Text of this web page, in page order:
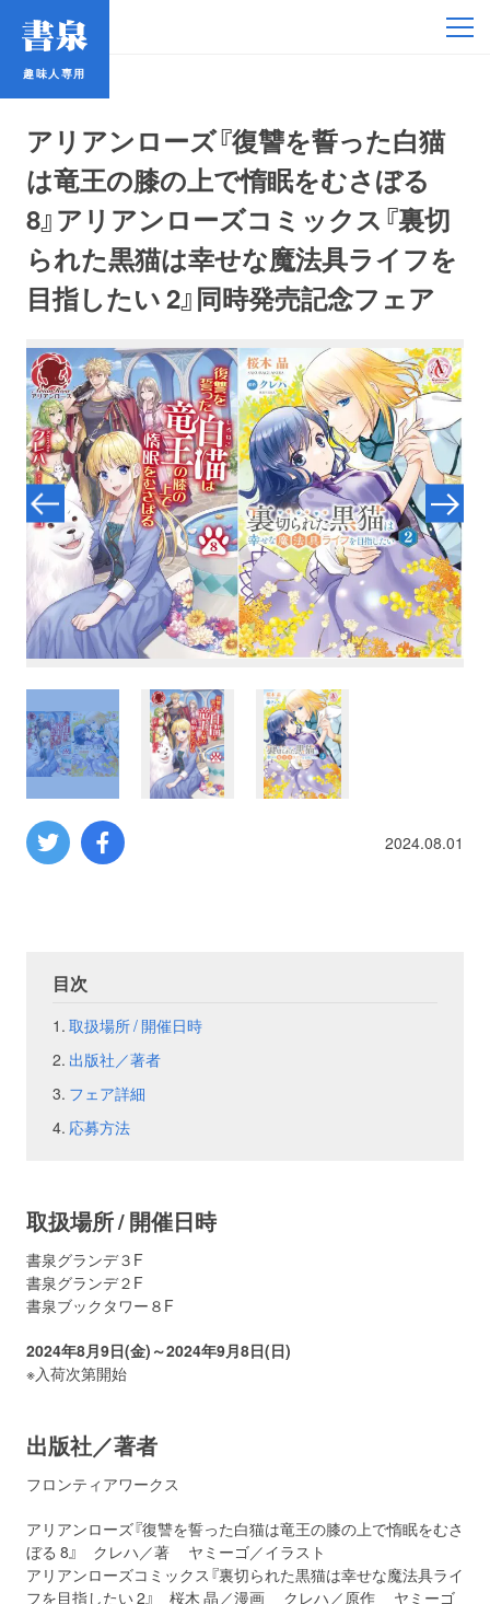
趣味人専用
アリアンローズ『復讐を誓った白猫
は竜王の膝の上で惰眠をむさぼる
8』アリアンローズコミックス『裏切
られた黒猫は幸せな魔法具ライフを
目指したい 2』同時発売記念フェア
2024.08.01
目次
取扱場所 / 開催日時
出版社／著者
フェア詳細
応募方法
取扱場所 / 開催日時
書泉グランデ３F
書泉グランデ２F
書泉ブックタワー８F
2024年8月9日(金)～2024年9月8日(日)
※入荷次第開始
出版社／著者
フロンティアワークス
アリアンローズ『復讐を誓った白猫は竜王の膝の上で惰眠をむさ
ぼる 8』 クレハ／著 ヤミーゴ／イラスト
アリアンローズコミックス『裏切られた黒猫は幸せな魔法具ライ
フを目指したい 2』 桜木 晶／漫画 クレハ／原作 ヤミーゴ
趣味人専用
アイドル
鉄道・バス
コミック・ラノベ
占い
プロレス
数学
コンピューター
ミリタリー
その他
イベント
お問い合わせ